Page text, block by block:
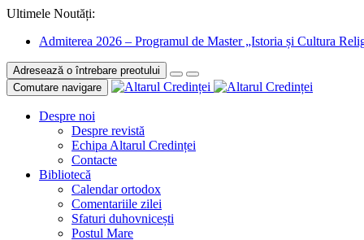
Ultimele Noutăți:
Admiterea 2026 – Programul de Master „Istoria și Cultura
Adresează o întrebare preotului
Comutare navigare
Despre noi
Despre revistă
Echipa Altarul Credinței
Contacte
Bibliotecă
Calendar ortodox
Comentariile zilei
Sfaturi duhovnicești
Postul Mare